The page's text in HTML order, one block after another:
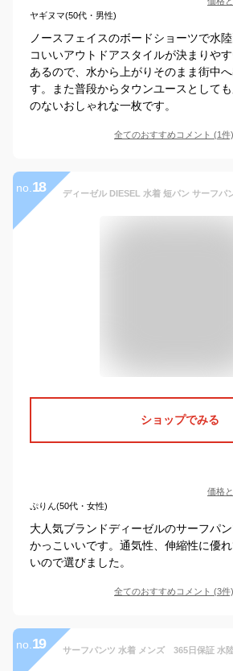
ヤギヌマ(50代・男性)
ノースフェイスのボードショーツで水
コいいアウトドアスタイルが決まりや
あるので、水から上がりそのまま街中
す。また普段からタウンユースとして
のないおしゃれな一枚です。
全てのおすすめコメント (1件)
no. 18
ショップでみる
価格
ぷりん(50代・女性)
大人気ブランドディーゼルのサーフパ
かっこいいです。通気性、伸縮性に優
いので選びました。
全てのおすすめコメント (3件)
no. 19